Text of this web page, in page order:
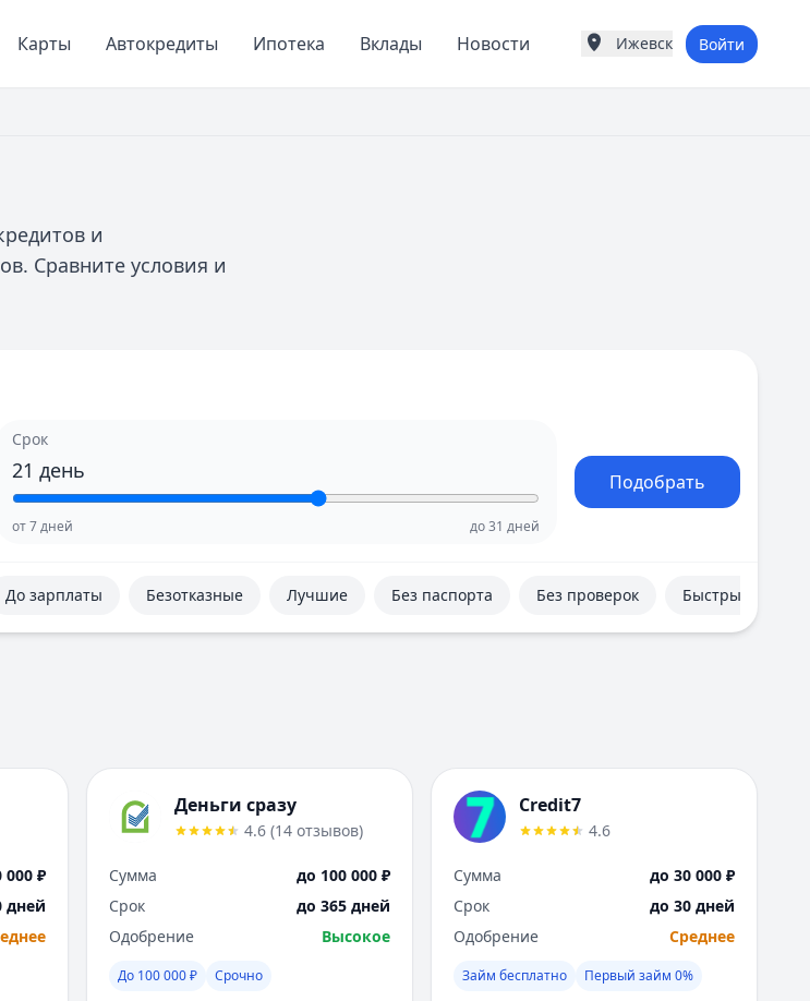
Карты Автокредиты Ипотека Вклады Новости
Города России
Воронеж
Е
Ижевск
Иркутск
Курск
Магнитогорск
Махачкала
Ижевск Войти
и
Сравните условия и
Срок
21 день
от7дней до31 дней
Подобрать
До зарплаты Безотказные Лучшие Без паспорта Без проверок Быстрые
000 ₽
дней
Деньги сразу
4.6 (14 отзывов)
Сумма
до 100 000 ₽
Срок
до 365 дней
Одобрение
Высокое
До 100 000 ₽ Срочно
Credit7
4.6
Сумма
до 30 000 ₽
Срок
до 30 дней
Одобрение
Среднее
Займ бесплатно Первый займ 0%